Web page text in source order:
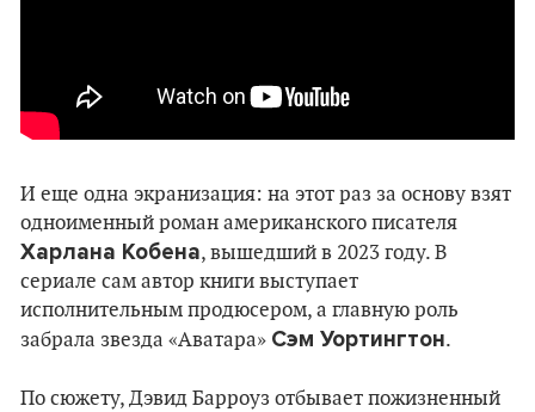
И еще одна экранизация: на этот раз за основу взят
одноименный роман американского писателя
Харлана Кобена, вышедший в 2023 году. В
сериале сам автор книги выступает
исполнительным продюсером, а главную роль
забрала звезда «Аватара» Сэм Уортингтон.
По сюжету, Дэвид Барроуз отбывает пожизненный